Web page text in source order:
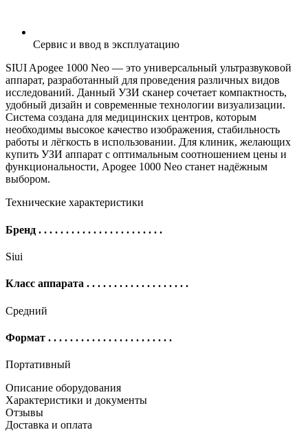
Сервис и ввод в эксплуатацию
SIUI Apogee 1000 Neo — это универсальный ультразвуковой
аппарат, разработанный для проведения различных видов
исследований. Данный УЗИ сканер сочетает компактность,
удобный дизайн и современные технологии визуализации.
Система создана для медицинских центров, которым
необходимы высокое качество изображения, стабильность
работы и лёгкость в использовании. Для клиник, желающих
купить УЗИ аппарат с оптимальным соотношением цены и
функциональности, Apogee 1000 Neo станет надёжным
выбором.
Технические характеристики
Бренд . . . . . . . . . . . . . . . . . . . . . . .
Siui
Класс аппарата . . . . . . . . . . . . . . . . . . .
Средний
Формат . . . . . . . . . . . . . . . . . . . . . . .
Портативный
Описание оборудования
Характеристики и документы
Отзывы
Доставка и оплата